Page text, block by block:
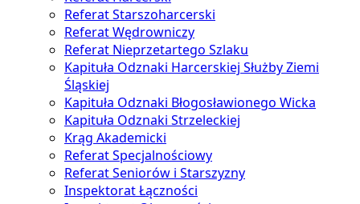
Referat Starszoharcerski
Referat Wędrowniczy
Referat Nieprzetartego Szlaku
Kapituła Odznaki Harcerskiej Służby Ziemi
Śląskiej
Kapituła Odznaki Błogosławionego Wicka
Kapituła Odznaki Strzeleckiej
Krąg Akademicki
Referat Specjalnościowy
Referat Seniorów i Starszyzny
Inspektorat Łączności